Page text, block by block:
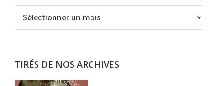
TIRÉS DE NOS ARCHIVES